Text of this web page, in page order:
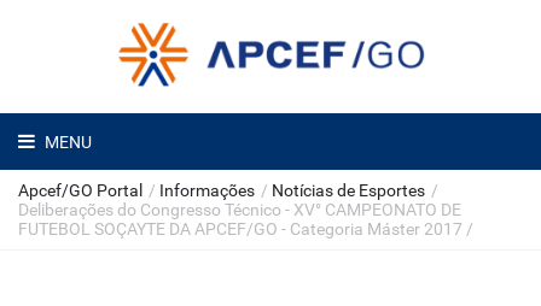
MENU
Apcef/GO Portal / Informações / Notícias de Esportes /
Deliberações do Congresso Técnico - XV° CAMPEONATO DE
FUTEBOL SOÇAYTE DA APCEF/GO - Categoria Máster 2017 /